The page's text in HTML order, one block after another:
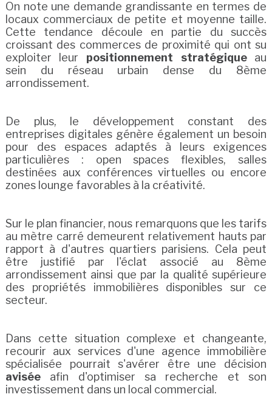
On note une demande grandissante en termes de
locaux commerciaux de petite et moyenne taille.
Cette tendance découle en partie du succès
croissant des commerces de proximité qui ont su
exploiter leur positionnement stratégiqueau
sein du réseau urbain dense du 8ème
arrondissement.
De plus, le développement constant des
entreprises digitales génère également un besoin
pour des espaces adaptés à leurs exigences
particulières : open spaces flexibles, salles
destinées aux conférences virtuelles ou encore
zones lounge favorables à la créativité.
Sur le plan financier, nous remarquons que les tarifs
au mètre carré demeurent relativement hauts par
rapport à d'autres quartiers parisiens. Cela peut
être justifié par l'éclat associé au 8ème
arrondissement ainsi que par la qualité supérieure
des propriétés immobilières disponibles sur ce
secteur.
Dans cette situation complexe et changeante,
recourir aux services d'une agence immobilière
spécialisée pourrait s'avérer être une décision
aviséeafin d'optimiser sa recherche et son
investissement dans un local commercial.